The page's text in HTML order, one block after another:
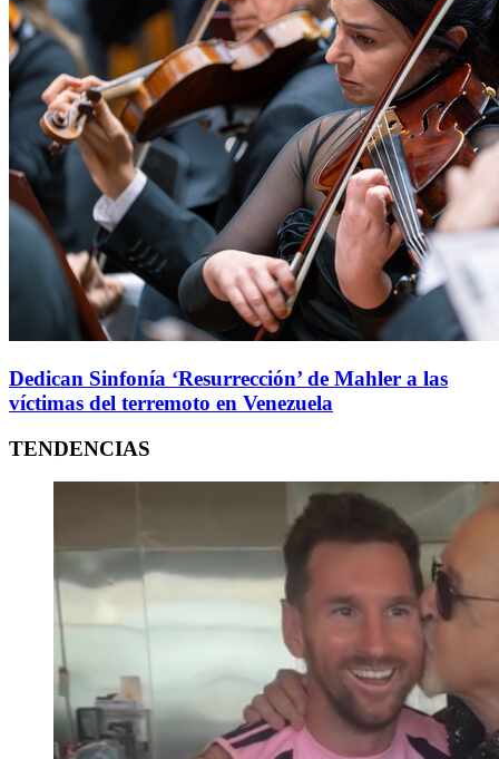
Dedican Sinfonía ‘Resurrección’ de Mahler a las
víctimas del terremoto en Venezuela
TENDENCIAS